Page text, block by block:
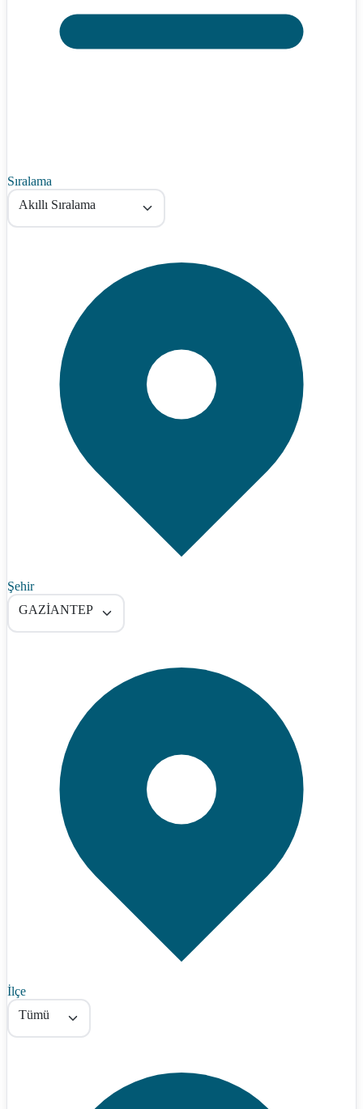
Sıralama
Akıllı Sıralama
Şehir
GAZİANTEP
İlçe
Tümü